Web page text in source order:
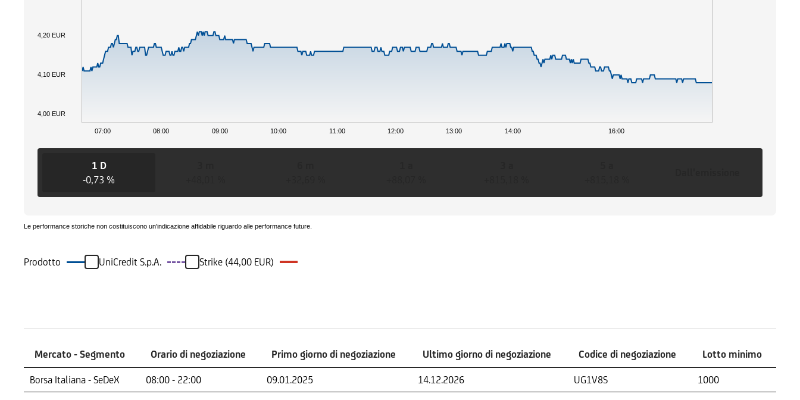
07:00 08:00 09:00 10:00 11:00 12:00 13:00 14:00 16:00
4,00 EUR
4,10 EUR
4,20 EUR
1 D
-0,73 %
Le performance storiche non costituiscono un'indicazione affidabile riguardo alle performance future.
Prodotto UniCredit S.p.A. Strike (44,00 EUR)
Mercato - Segmento Orario di negoziazione Primo giorno di negoziazione Ultimo giorno di negoziazione Codice di negoziazione
Lotto minimo
Mercato - Segmento
Orario di negoziazione Primo giorno di negoziazione Ultimo giorno di negoziazione Codice di negoziazione Lotto minimo
Borsa Italiana - SeDeX 08:00 - 22:00 09.01.2025 14.12.2026 UG1V8S 1000